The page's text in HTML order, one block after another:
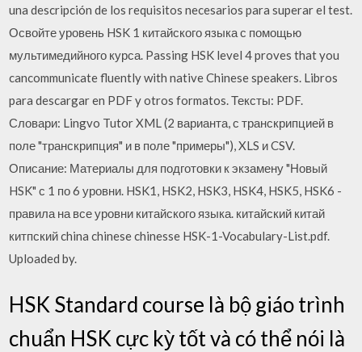
una descripción de los requisitos necesarios para superar el test.
Освойте уровень HSK 1 китайского языка с помощью
мультимедийного курса. Passing HSK level 4 proves that you
cancommunicate fluently with native Chinese speakers. Libros
para descargar en PDF y otros formatos. Тексты: PDF.
Словари: Lingvo Tutor XML (2 варианта, с транскрипцией в
поле "транскрипция" и в поле "примеры"), XLS и CSV.
Описание: Материалы для подготовки к экзамену "Новый
HSK" с 1 по 6 уровни. HSK1, HSK2, HSK3, HSK4, HSK5, HSK6 -
правила на все уровни китайского языка. китайский китай
китпский china chinese chinesse HSK-1-Vocabulary-List.pdf.
Uploaded by.
HSK Standard course là bộ giáo trình
chuẩn HSK cực kỳ tốt và có thể nói là